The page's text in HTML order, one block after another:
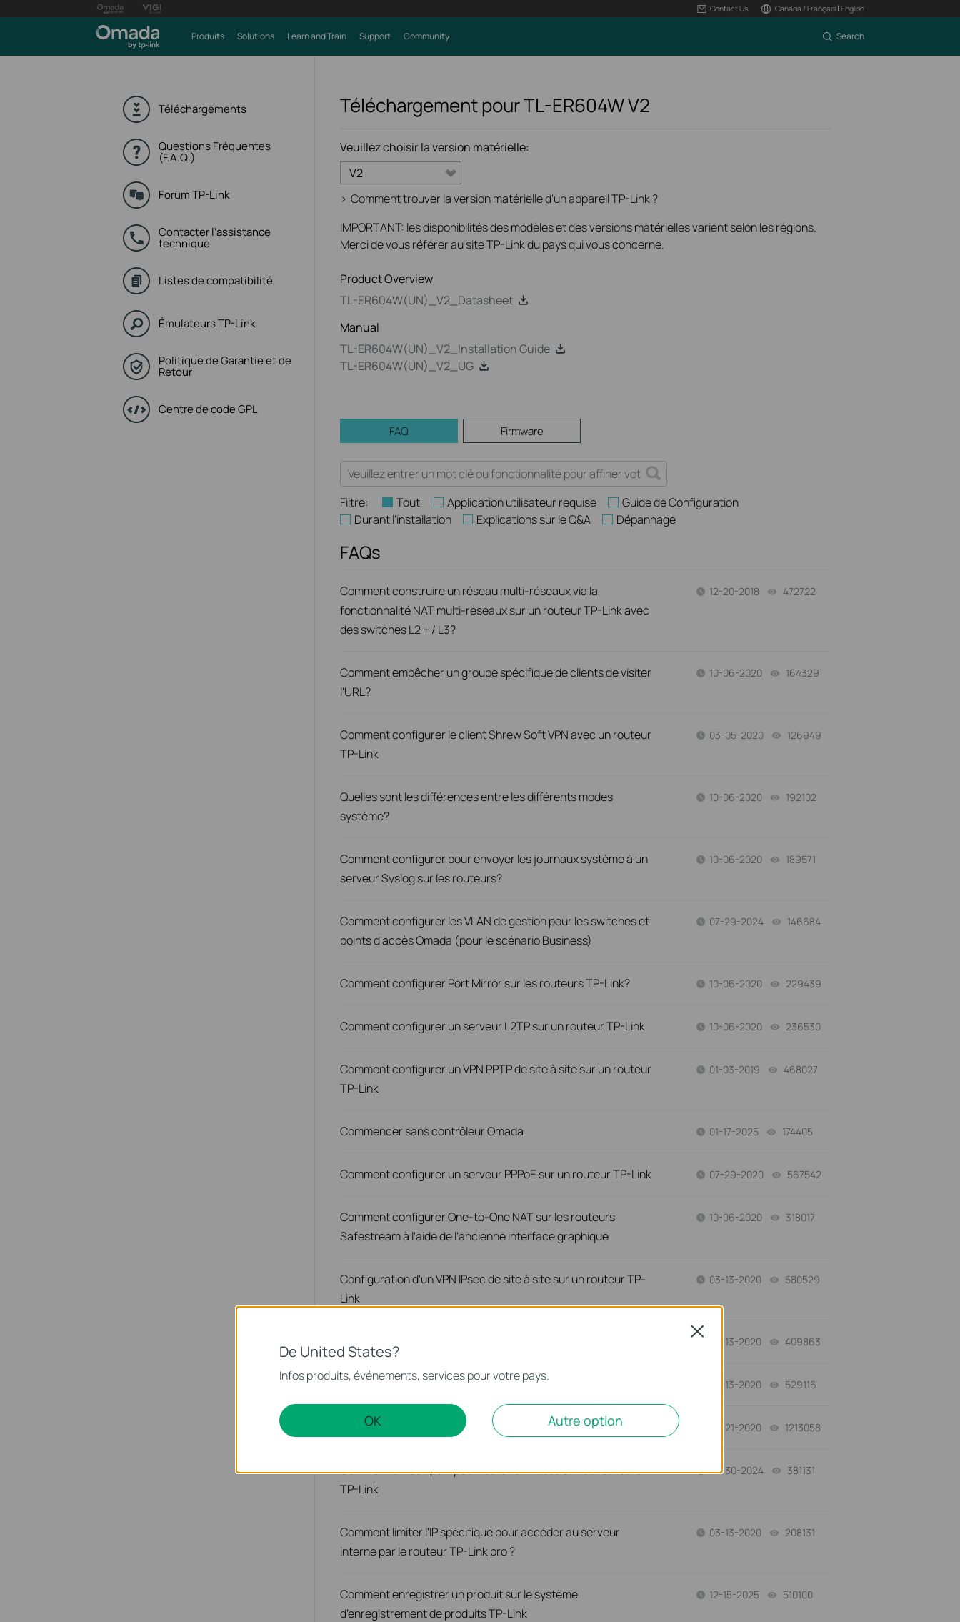
Contact Us Canada / Français| English
Produits Solutions Learn and Train Support Community Search
Téléchargements
Questions Fréquentes
(F.A.Q.)
Forum TP-Link
Contacter l'assistance
technique
Listes de compatibilité
Émulateurs TP-Link
Politique de Garantie et de
Retour
Centre de code GPL
Téléchargement pourTL-ER604WV2
Veuillez choisir la version matérielle:
V2
> Comment trouver la version matérielle d'un appareil TP-Link ?
IMPORTANT: les disponibilités des modèles et des versions matérielles varient selon les régions.
Merci de vous référer au site TP-Link du pays qui vous concerne.
Product Overview
TL-ER604W(UN)_V2_Datasheet
Manual
TL-ER604W(UN)_V2_Installation Guide
TL-ER604W(UN)_V2_UG
FAQ Firmware
Filtre: Tout Application utilisateur requise
Guide de Configuration
Durant l'installation
Explications sur le Q&A Dépannage
FAQs
Comment construire un réseau multi-réseaux via la
fonctionnalité NAT multi-réseaux sur un routeur TP-Link avec
des switches L2 + / L3?
12-20-2018 472722
Comment empêcher un groupe spécifique de clients de visiter
l'URL?
10-06-2020 164329
Comment configurer le client Shrew Soft VPN avec un routeur
TP-Link
03-05-2020 126949
Quelles sont les différences entre les différents modes
système?
10-06-2020 192102
Comment configurer pour envoyer les journaux système à un
serveur Syslog sur les routeurs?
10-06-2020 189571
Comment configurer les VLAN de gestion pour les switches et
points d'accès Omada (pour le scénario Business)
07-29-2024 146684
Comment configurer Port Mirror sur les routeurs TP-Link? 10-06-2020 229439
Comment configurer un serveur L2TP sur un routeur TP-Link 10-06-2020 236530
Comment configurer un VPN PPTP de site à site sur un routeur
TP-Link
01-03-2019 468027
Commencer sans contrôleur Omada 01-17-2025 174405
Comment configurer un serveur PPPoE sur un routeur TP-Link 07-29-2020 567542
Comment configurer One-to-One NAT sur les routeurs
Safestream à l'aide de l'ancienne interface graphique
10-06-2020 318017
Configuration d'un VPN IPsec de site à site sur un routeur TP-
Link
03-13-2020 580529
03-13-2020 409863
Comment configurer le filtrage MAC sur le routeur TP-Link 03-13-2020 529116
Comment ouvrir les ports sur mon routeur TP-Link 08-21-2020 1213058
Comment utiliser Iperf pour tester la vitesse sur les routeurs
TP-Link
04-30-2024 381131
Comment limiter l'IP spécifique pour accéder au serveur
interne par le routeur TP-Link pro ?
03-13-2020 208131
Comment enregistrer un produit sur le système
d’enregistrement de produits TP-Link
12-15-2025 510100
De United States?
Infos produits, événements, services pour votre pays.
OK Autre option
Close